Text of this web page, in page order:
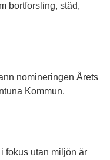
bortforsling, städ,
nomineringen Årets
Kommun.
fokus utan miljön är